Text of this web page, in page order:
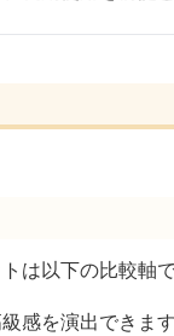
は以下の比較軸
感を演出できます